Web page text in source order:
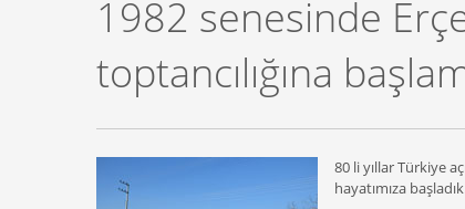
1982 senesinde
toptancılığına
80 li yıllar Türkiye
hayatımıza